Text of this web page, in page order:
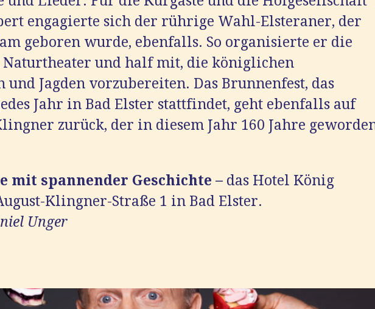
engagierte sich der rührige Wahl-Elsteraner, der
geboren wurde, ebenfalls. So organisierte er die
Naturtheater und half mit, die königlichen
und Jagden vorzubereiten. Das Brunnenfest, das
Jahr in Bad Elster stattfindet, geht ebenfalls auf
zurück, der in diesem Jahr 160 Jahre
mit spannender Geschichte – das Hotel König
Klingner-Straße 1 in Bad Elster.
Unger